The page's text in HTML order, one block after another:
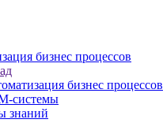
бизнес процессов
бизнес процессов
системы
знаний